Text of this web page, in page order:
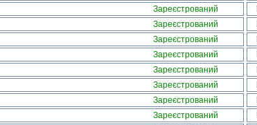
Зареєстрований
Зареєстрований
Зареєстрований
Зареєстрований
Зареєстрований
Зареєстрований
Зареєстрований
Зареєстрований